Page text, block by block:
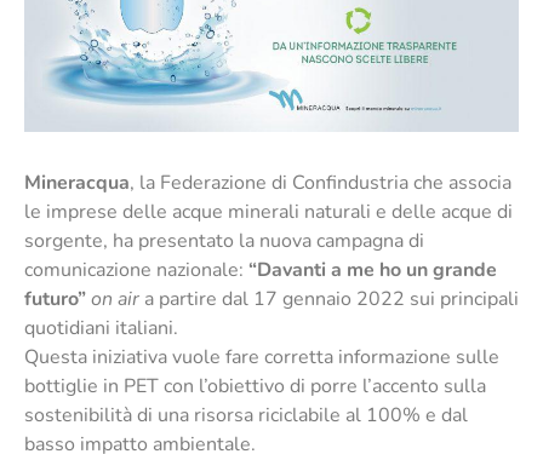
Mineracqua, la Federazione di Confindustria che associa
le imprese delle acque minerali naturali e delle acque di
sorgente, ha presentato la nuova campagna di
comunicazione nazionale: “Davanti a me ho un grande
futuro”on air a partire dal 17 gennaio 2022 sui principali
quotidiani italiani.
Questa iniziativa vuole fare corretta informazione sulle
bottiglie in PET con l’obiettivo di porre l’accento sulla
sostenibilità di una risorsa riciclabile al 100% e dal
basso impatto ambientale.